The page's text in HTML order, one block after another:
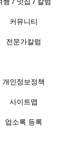
커뮤니티
전문가칼럼
개인정보정책
사이트맵
업소록 등록